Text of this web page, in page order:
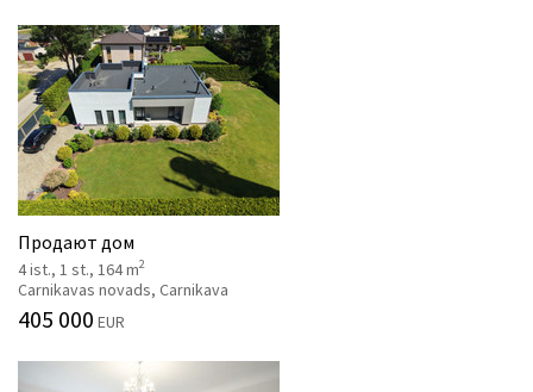
Продают дом
4 ist., 1 st., 164 m2
Carnikavas novads, Carnikava
405 000 EUR